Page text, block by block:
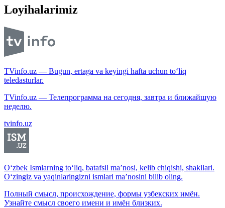
Loyihalarimiz
TVinfo.uz — Bugun, ertaga va keyingi hafta uchun to‘liq
teledasturlar.
TVinfo.uz — Телепрограмма на сегодня, завтра и ближайшую
неделю.
tvinfo.uz
O‘zbek Ismlarning to‘liq, batafsil ma’nosi, kelib chiqishi, shakllari.
O‘zingiz va yaqinlaringizni ismlari ma’nosini bilib oling.
Полный смысл, происхождение, формы узбекских имён.
Узнайте смысл своего имени и имён близких.